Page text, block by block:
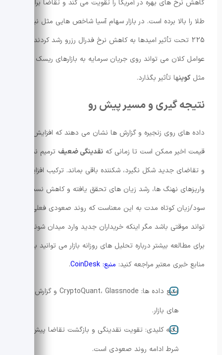
کاهش نرخ های بهره در آمریکا را تقویت می کند و تقاضا برای
طلا را بالا برده است. در بازار سهام آسیا شاخص هایی مثل نیکی
225 تحت تأثیر امیدها به کاهش نرخ فدرال رزرو رشد کردند؛ این
عوامل کلان می تواند روی جریان سرمایه به بازارهای ریسک پذیر
مثلکوینها تأثیر بگذارد.
نتیجه گیری و مسیر پیش رو
داده های روی زنجیره و گزارش ها نشان می دهند که افزایش
قیمت اخیر ممکن است تا زمانی که نقدینگی ضعیف ترمیم نشود
و تقاضای جدید شکل نگیرد، شکننده باقی بماند. ترکیب افزایش
واریزهای نهنگ ها، رشد زیان های تحقق یافته و کاهش نسبت
سود/زیان کوتاه مدت به این معناست که روند صعودی فعلی می
تواند موقتی باشد مگر اینکه خریداران جدید وارد میدان شوند.
برای مطالعه بیشتر درباره تحلیل های روزانه بازار می توانید به
منابع خبری معتبر مراجعه کنید: منبع: CoinDesk .
منبع داده ها: CryptoQuant، Glassnode و گزارش
های بازار.
نکته کلیدی: تقویت نقدینگی و بازگشت تقاضا پیش
شرط ادامه روند صعودی است.